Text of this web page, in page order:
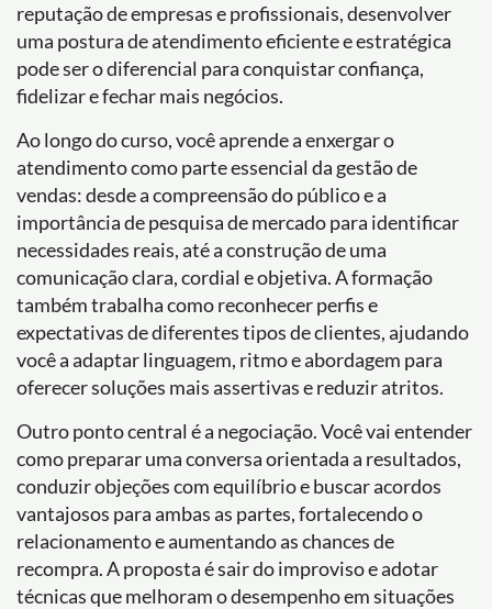
reputação de empresas e profissionais, desenvolver
uma postura de atendimento eficiente e estratégica
pode ser o diferencial para conquistar confiança,
fidelizar e fechar mais negócios.
Ao longo do curso, você aprende a enxergar o
atendimento como parte essencial da gestão de
vendas: desde a compreensão do público e a
importância de pesquisa de mercado para identificar
necessidades reais, até a construção de uma
comunicação clara, cordial e objetiva. A formação
também trabalha como reconhecer perfis e
expectativas de diferentes tipos de clientes, ajudando
você a adaptar linguagem, ritmo e abordagem para
oferecer soluções mais assertivas e reduzir atritos.
Outro ponto central é a negociação. Você vai entender
como preparar uma conversa orientada a resultados,
conduzir objeções com equilíbrio e buscar acordos
vantajosos para ambas as partes, fortalecendo o
relacionamento e aumentando as chances de
recompra. A proposta é sair do improviso e adotar
técnicas que melhoram o desempenho em situações